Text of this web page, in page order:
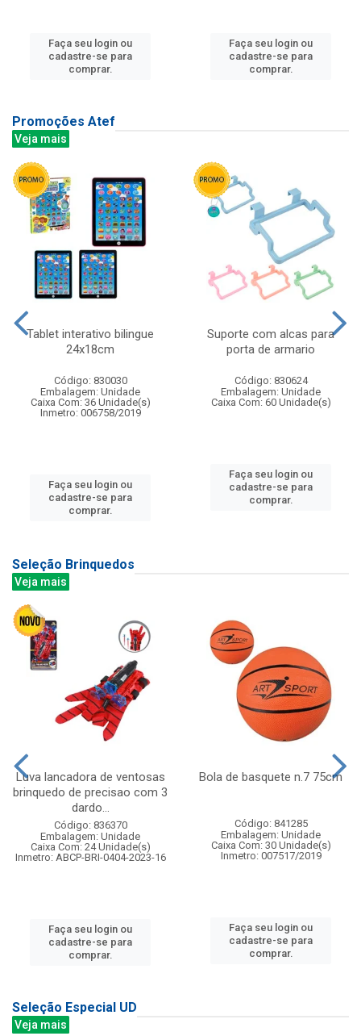
Faça seu login ou
cadastre-se para
comprar.
Faça seu login ou
cadastre-se para
comprar.
Promoções Atef
Veja mais
Tablet interativo bilingue
24x18cm
Código: 830030
Embalagem: Unidade
Caixa Com: 36 Unidade(s)
Inmetro: 006758/2019
Faça seu login ou
cadastre-se para
comprar.
Suporte com alcas para
porta de armario
Código: 830624
Embalagem: Unidade
Caixa Com: 60 Unidade(s)
Faça seu login ou
cadastre-se para
comprar.
Seleção Brinquedos
Veja mais
Luva lancadora de ventosas
brinquedo de precisao com 3
dardo...
Código: 836370
Embalagem: Unidade
Caixa Com: 24 Unidade(s)
Inmetro: ABCP-BRI-0404-2023-16
Faça seu login ou
cadastre-se para
comprar.
Bola de basquete n.7 75cm
Código: 841285
Embalagem: Unidade
Caixa Com: 30 Unidade(s)
Inmetro: 007517/2019
Faça seu login ou
cadastre-se para
comprar.
Seleção Especial UD
Veja mais